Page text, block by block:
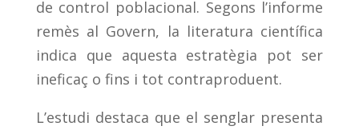
de control poblacional. Segons l’informe
remès al Govern, la literatura científica
indica que aquesta estratègia pot ser
ineficaç o fins i tot contraproduent.
L’estudi destaca que el senglar presenta